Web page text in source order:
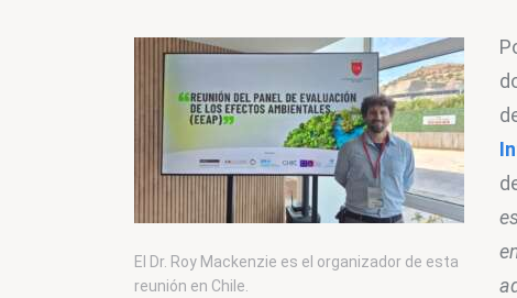
El Dr. Roy Mackenzie es el organizador de esta
reunión en Chile.